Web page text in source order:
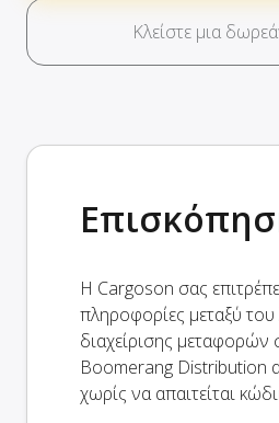
Κλείστε μια
Η Cargoson σας
πληροφορίες μεταξύ του
διαχείρισης μεταφορών
Boomerang Distribution
χωρίς να απαιτείται